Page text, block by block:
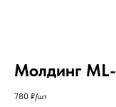
Молдинг
780 ₽/шт